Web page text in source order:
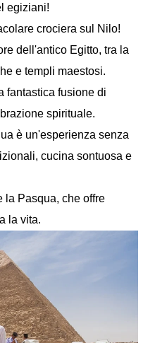
egiziani!
crociera sul Nilo!
dell'antico Egitto, tra la
e templi maestosi.
fantastica fusione di
spirituale.
è un'esperienza senza
cucina sontuosa e
la Pasqua, che offre
la vita.